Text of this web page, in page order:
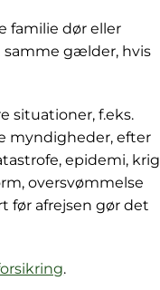
familie dør eller
samme gælder, hvis
situationer, f.eks.
myndigheder, efter
epidemi, krig
oversvømmelse
før afrejsen gør det
.